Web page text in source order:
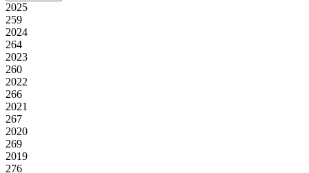
2025
259
2024
264
2023
260
2022
266
2021
267
2020
269
2019
276